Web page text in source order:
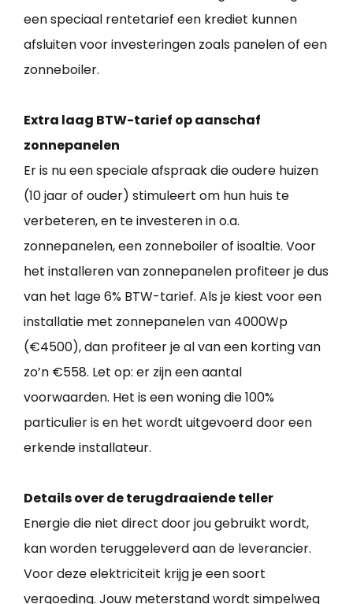
een speciaal rentetarief een krediet kunnen
afsluiten voor investeringen zoals panelen of een
zonneboiler.
Extra laag BTW-tarief op aanschaf
zonnepanelen
Er is nu een speciale afspraak die oudere huizen
(10 jaar of ouder) stimuleert om hun huis te
verbeteren, en te investeren in o.a.
zonnepanelen, een zonneboiler of isoaltie. Voor
het installeren van zonnepanelen profiteer je dus
van het lage 6% BTW-tarief. Als je kiest voor een
installatie met zonnepanelen van 4000Wp
(€4500), dan profiteer je al van een korting van
zo’n €558. Let op: er zijn een aantal
voorwaarden. Het is een woning die 100%
particulier is en het wordt uitgevoerd door een
erkende installateur.
Details over de terugdraaiende teller
Energie die niet direct door jou gebruikt wordt,
kan worden teruggeleverd aan de leverancier.
Voor deze elektriciteit krijg je een soort
vergoeding. Jouw meterstand wordt simpelweg